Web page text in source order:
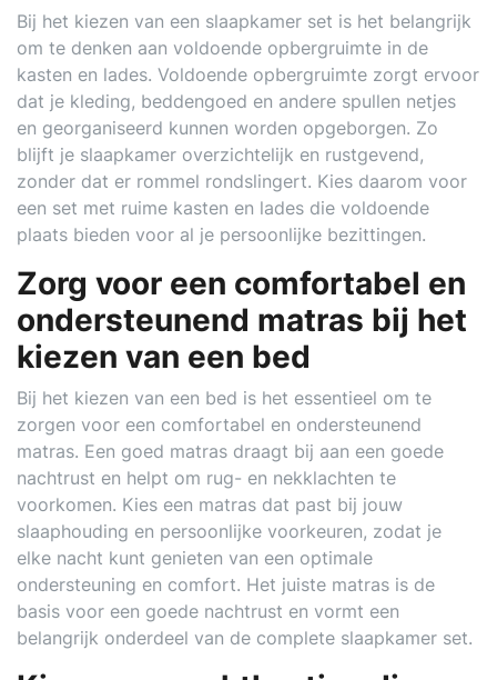
Bij het kiezen van een slaapkamer set is het belangrijk
om te denken aan voldoende opbergruimte in de
kasten en lades. Voldoende opbergruimte zorgt ervoor
dat je kleding, beddengoed en andere spullen netjes
en georganiseerd kunnen worden opgeborgen. Zo
blijft je slaapkamer overzichtelijk en rustgevend,
zonder dat er rommel rondslingert. Kies daarom voor
een set met ruime kasten en lades die voldoende
plaats bieden voor al je persoonlijke bezittingen.
Zorg voor een comfortabel en
ondersteunend matras bij het
kiezen van een bed
Bij het kiezen van een bed is het essentieel om te
zorgen voor een comfortabel en ondersteunend
matras. Een goed matras draagt bij aan een goede
nachtrust en helpt om rug- en nekklachten te
voorkomen. Kies een matras dat past bij jouw
slaaphouding en persoonlijke voorkeuren, zodat je
elke nacht kunt genieten van een optimale
ondersteuning en comfort. Het juiste matras is de
basis voor een goede nachtrust en vormt een
belangrijk onderdeel van de complete slaapkamer set.